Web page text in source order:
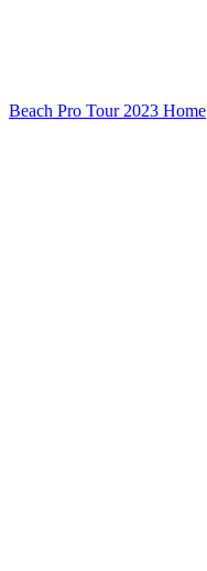
Beach Pro Tour 2023 Home